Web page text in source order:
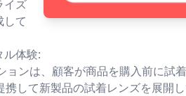
イズ
して
ル体験:
ョンは、顧客が商品を購入前に
して新製品の試着レンズを展開